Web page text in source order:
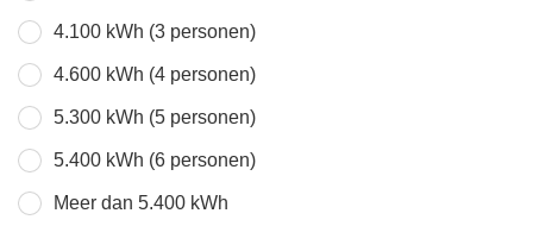
4.100 kWh (3 personen)
4.600 kWh (4 personen)
5.300 kWh (5 personen)
5.400 kWh (6 personen)
Meer dan 5.400 kWh